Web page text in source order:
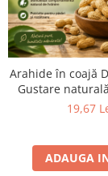
Arahide în coajă
Gustare
19,67
ADAUGA